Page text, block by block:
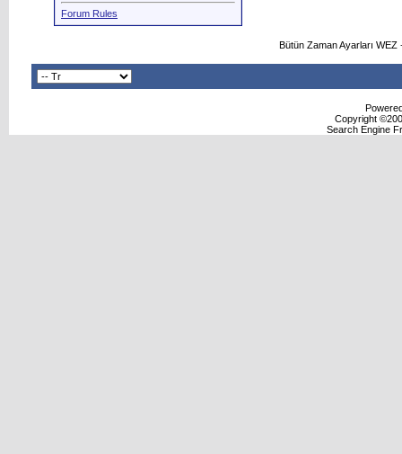
Forum Rules
Bütün Zaman Ayarları
Copyright
Search Engine